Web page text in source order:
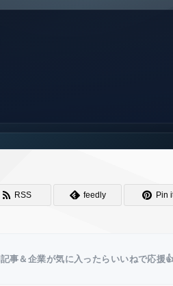
RSS feedly Pin
記事＆企業が気に入ったらいいねで応援